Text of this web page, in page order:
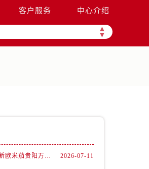
客户服务 中心介绍
▲
▼
2026年7月最新欧米茄贵阳万象汇维修保养服务电话 2026-07-11